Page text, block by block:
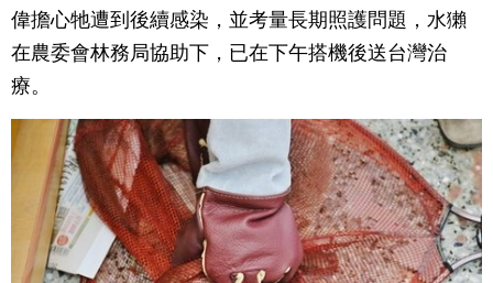
偉擔心牠遭到後續感染，並考量長期照護問題，水獺
在農委會林務局協助下，已在下午搭機後送台灣治
療。